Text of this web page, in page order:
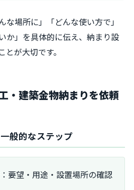
な場所に」「どんな使い方で」
か」を具体的に伝え、納まり設
が大切です。
・建築金物納まりを依頼
般的なステップ
要望・用途・設置場所の確認